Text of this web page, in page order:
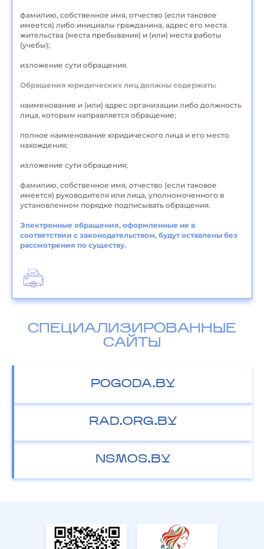
фамилию, собственное имя, отчество (если таковое
имеется) либо инициалы гражданина, адрес его места
жительства (места пребывания) и (или) места работы
(учебы);
изложение сути обращения.
Обращения юридических лиц должны содержать:
наименование и (или) адрес организации либо должность
лица, которым направляется обращение;
полное наименование юридического лица и его место
нахождения;
изложение сути обращения;
фамилию, собственное имя, отчество (если таковое
имеется) руководителя или лица, уполномоченного в
установленном порядке подписывать обращения.
Электронные обращения, оформленные не в
соответствии с законодательством, будут оставлены без
рассмотрения по существу.
СПЕЦИАЛИЗИРОВАННЫЕ
САЙТЫ
POGODA.BY
RAD.ORG.BY
NSMOS.BY